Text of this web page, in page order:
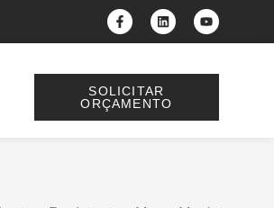
SOLICITAR
ORÇAMENTO